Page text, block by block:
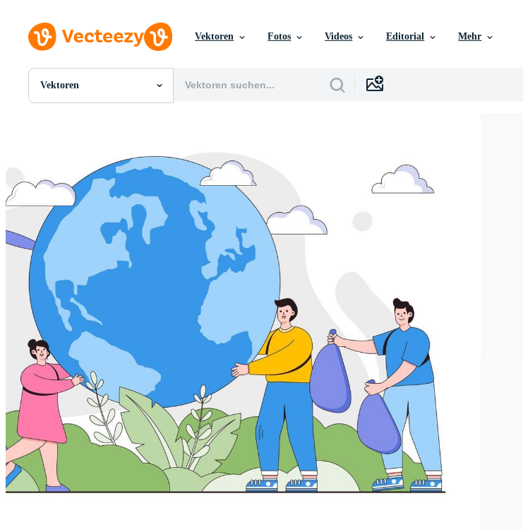
Vektoren Fotos Videos Editorial Mehr
Vektoren
Alle Bilder
Vorlagen
Vektoren
Videos
Motion Graphics
Redaktionelle Bilder
Redaktionelle Ereignisse